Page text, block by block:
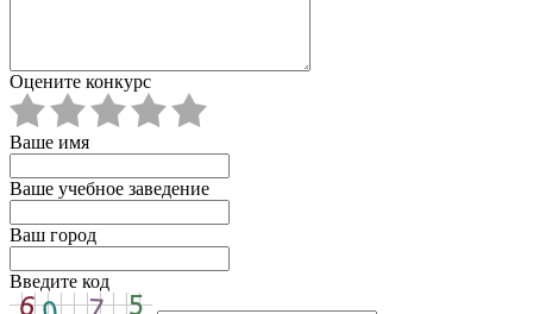
Оцените конкурс
Ваше имя
Ваше учебное заведение
Ваш город
Введите код